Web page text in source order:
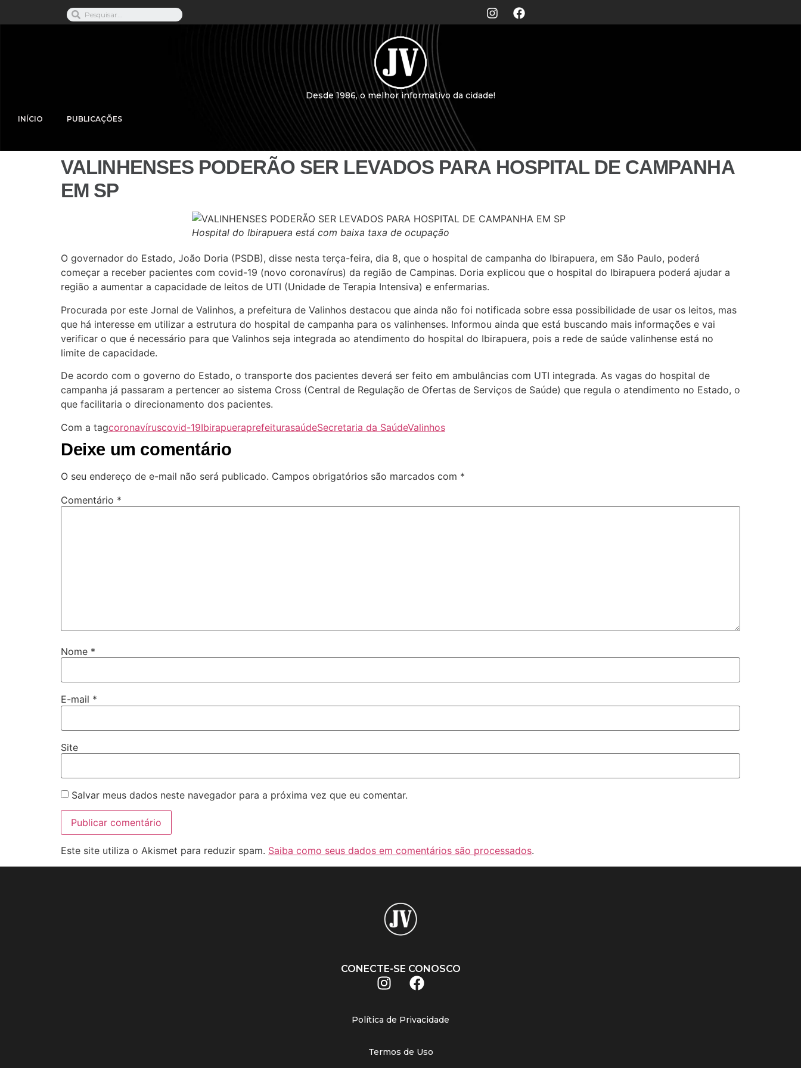
Desde 1986, o melhor informativo da cidade!
INÍCIO PUBLICAÇÕES
VALINHENSES PODERÃO SER LEVADOS PARA HOSPITAL DE CAMPANHA
EM SP
Hospital do Ibirapuera está com baixa taxa de ocupação
O governador do Estado, João Doria (PSDB), disse nesta terça-feira, dia 8, que o hospital de campanha do Ibirapuera, em São Paulo, poderá
começar a receber pacientes com covid-19 (novo coronavírus) da região de Campinas. Doria explicou que o hospital do Ibirapuera poderá ajudar a
região a aumentar a capacidade de leitos de UTI (Unidade de Terapia Intensiva) e enfermarias.
Procurada por este Jornal de Valinhos, a prefeitura de Valinhos destacou que ainda não foi notificada sobre essa possibilidade de usar os leitos, mas
que há interesse em utilizar a estrutura do hospital de campanha para os valinhenses. Informou ainda que está buscando mais informações e vai
verificar o que é necessário para que Valinhos seja integrada ao atendimento do hospital do Ibirapuera, pois a rede de saúde valinhense está no
limite de capacidade.
De acordo com o governo do Estado, o transporte dos pacientes deverá ser feito em ambulâncias com UTI integrada. As vagas do hospital de
campanha já passaram a pertencer ao sistema Cross (Central de Regulação de Ofertas de Serviços de Saúde) que regula o atendimento no Estado, o
que facilitaria o direcionamento dos pacientes.
Com a tagcoronavíruscovid-19IbirapueraprefeiturasaúdeSecretaria da SaúdeValinhos
Deixe um comentário
O seu endereço de e-mail não será publicado. Campos obrigatórios são marcados com *
Comentário *
Nome *
E-mail *
Site
Salvar meus dados neste navegador para a próxima vez que eu comentar.
Este site utiliza o Akismet para reduzir spam. Saiba como seus dados em comentários são processados.
CONECTE-SE CONOSCO
Política de Privacidade
Termos de Uso